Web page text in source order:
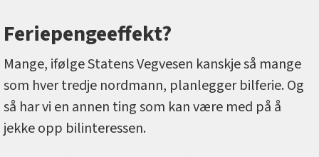
Feriepengeeffekt?
Mange, ifølge Statens Vegvesen kanskje så mange
som hver tredje nordmann, planlegger bilferie. Og
så har vi en annen ting som kan være med på å
jekke opp bilinteressen.